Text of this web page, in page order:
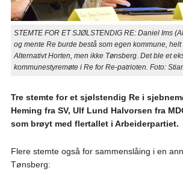
STEMTE FOR ET SJØLSTENDIG RE: Daniel Ims
og mente Re burde bestå som egen kommune, helt
Alternativt Horten, men ikke Tønsberg. Det ble et
kommunestyremøte i Re for Re-patrioten. Foto:
Tre stemte for et sjølstendig Re i
Heming fra SV, Ulf Lund Halvorsen fra
som brøyt med flertallet i Arbeiderpartiet.
Flere stemte også for sammenslåing i en
Tønsberg: